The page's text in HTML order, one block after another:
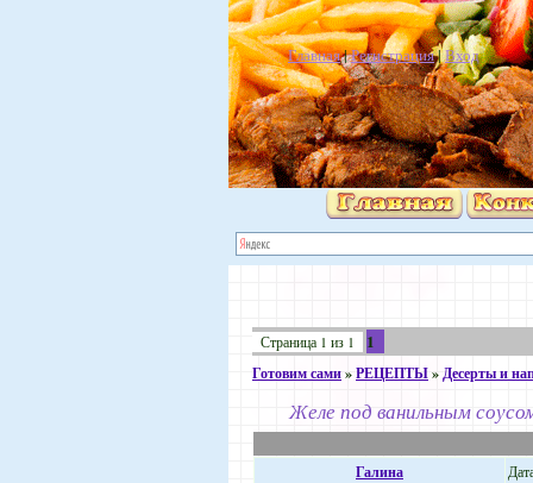
Главная|Регистрация|Вход
Страница 1 из 1 1
Готовим сами»РЕЦЕПТЫ»Десерты и
Желе под ванильным
Галина